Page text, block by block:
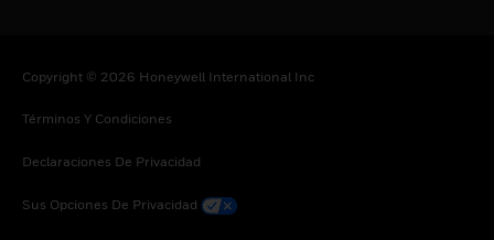
Copyright © 2026 Honeywell International Inc
Términos Y Condiciones
Declaraciones De Privacidad
Sus Opciones De Privacidad